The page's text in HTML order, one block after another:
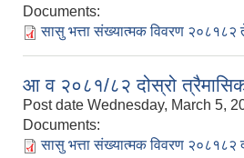
Documents:
सासु भत्ता संख्यात्मक विवरण २०८१८२
आ व २०८१/८२ दोस्रो त्रैमासिक
Post date Wednesday, March 5,
Documents:
सासु भत्ता संख्यात्मक विवरण २०८१८२